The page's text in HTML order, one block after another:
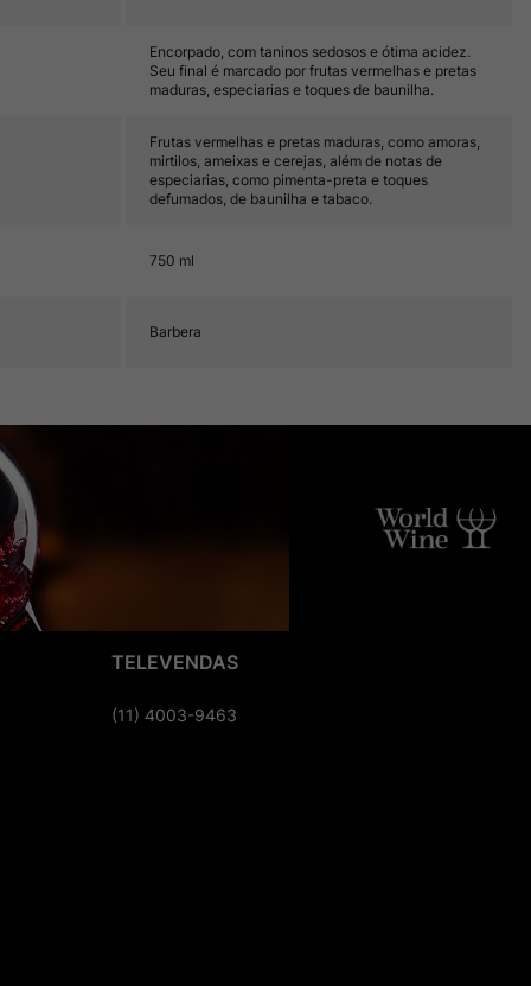
Encorpado, com taninos sedosos e ótima acidez.
Seu final é marcado por frutas vermelhas e pretas
maduras, especiarias e toques de baunilha.
Frutas vermelhas e pretas maduras, como amoras,
mirtilos, ameixas e cerejas, além de notas de
especiarias, como pimenta-preta e toques
defumados, de baunilha e tabaco.
750 ml
Barbera
TELEVENDAS
(11) 4003-9463